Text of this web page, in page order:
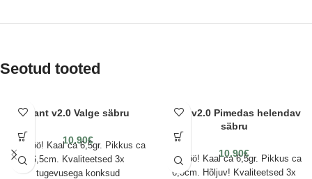
Seotud tooted
Lant v2.0 Valge säbru
10.90€
Käsitöö! Kaal ca 6,5gr. Pikkus ca
6,5cm. Kvaliteetsed 3x
tugevusega konksud
Lant v2.0 Pimedas helendav
säbru
10.90€
Käsitöö! Kaal ca 6,5gr. Pikkus ca
6,5cm. Hõljuv! Kvaliteetsed 3x